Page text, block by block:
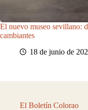
El nuevo museo sevillano:
cambiantes
18 de junio de
El Boletín Colorao